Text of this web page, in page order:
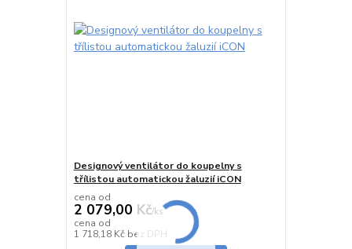
Designový ventilátor do koupelny s
třílistou automatickou žaluzií iCON
cena od
2 079,00 Kč/ks
cena od
1 718,18 Kč bez DPH